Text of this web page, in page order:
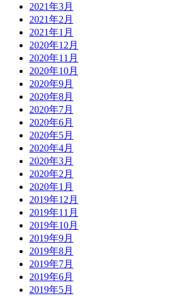
2021年3月
2021年2月
2021年1月
2020年12月
2020年11月
2020年10月
2020年9月
2020年8月
2020年7月
2020年6月
2020年5月
2020年4月
2020年3月
2020年2月
2020年1月
2019年12月
2019年11月
2019年10月
2019年9月
2019年8月
2019年7月
2019年6月
2019年5月